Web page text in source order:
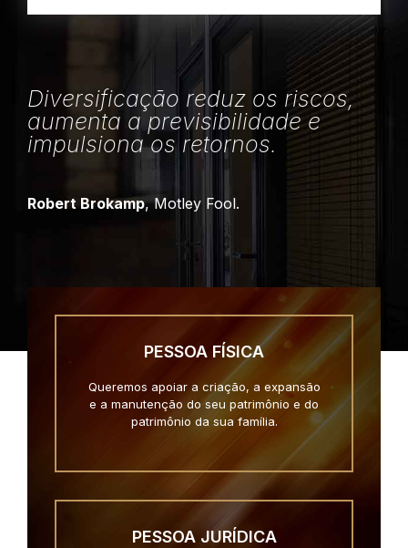
Diversificação reduz os riscos,
aumenta a previsibilidade e
impulsiona os retornos.
Robert Brokamp, Motley Fool.
PESSOA FÍSICA
Queremos apoiar a criação, a expansão
e a manutenção do seu patrimônio e do
patrimônio da sua família.
PESSOA JURÍDICA